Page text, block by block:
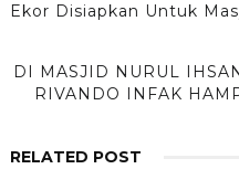
Ekor Disiapkan Untuk
DI MASJID NURUL
RIVANDO INFAK
RELATED POST